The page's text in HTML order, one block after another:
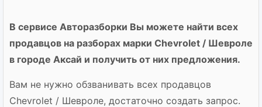
В сервисе Авторазборки Вы можете найти всех
продавцов на разборах марки Chevrolet / Шевроле
в городе Аксай и получить от них предложения.
Вам не нужно обзванивать всех продавцов
Chevrolet / Шевроле, достаточно создать запрос.